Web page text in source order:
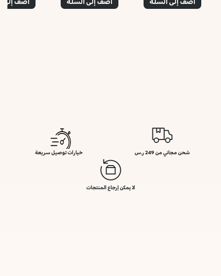
شحن مجاني من 249 ر.س خيارات توصيل سريعة
لا يمكن إرجاع المنتجات